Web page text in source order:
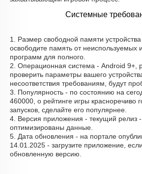
Системные
1. Размер свободной памяти устройства
освободите память от неиспользуемых
программ для полного.
2. Операционная система - Android 9+,
проверить параметры вашего
несоответствия требованиям, будут
3. Популярность - по состоянию на
460000, о рейтинге игры красноречиво
запусков, сделайте его популярнее.
4. Версия приложения - текущий релиз
оптимизированы данные.
5. Дата обновления - на портале
14.01.2025 - загрузите приложение,
обновленную версию.